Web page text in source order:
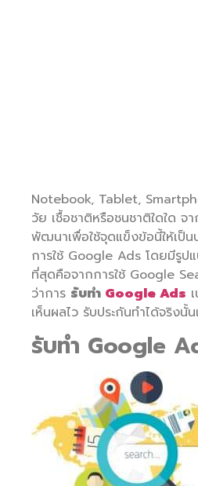
Notebook, Tablet,
วัย เชื้อชาติหรือชนชาติใดใด
พัฒนาเพื่อใช้จุดแข็งข้อนี้ให้เป็น
การใช้ Google Ads โดยมีรูป
ที่สุดคือจากการใช้ Google
ว่าการ รับทำ Google Ads
เห็นผลไว รับประกันทำได้จริงนั้
รับทำ Google